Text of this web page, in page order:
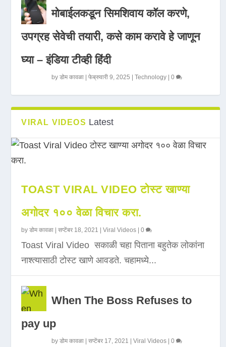
मोबाईलकडून सिमशिवाय कॉल करणे,
उपग्रह सेवेची तयारी, कसे काम करावे हे जाणून
घ्या – इंडिया टीव्ही हिंदी
byडोम कावळा |फेब्रुवारी 9, 2025 |Technology |0
VIRAL VIDEOS Latest
TOAST VIRAL VIDEO टोस्ट खाण्या
अगोदर १०० वेळा विचार करा.
byडोम कावळा |सप्टेंबर 18, 2021 |Viral Videos |0
Toast Viral Video सकाळी चहा पिताना बहुतेक लोकांना
नाश्त्यासाठी टोस्ट खाणे आवडते. चहामध्ये...
When The Boss Refuses to
pay up
byडोम कावळा |सप्टेंबर 17, 2021 |Viral Videos |0